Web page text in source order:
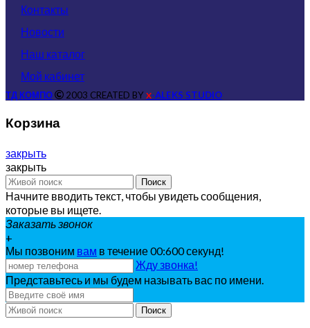
Контакты
Новости
Наш каталог
Мой кабинет
ТД КОМПО 2003 CREATED BY X-ALEKS STUDIO
Корзина
закрыть
закрыть
Поиск
Начните вводить текст, чтобы увидеть сообщения,
которые вы ищете.
Заказать звонок
+
Мы позвоним вам в течение 00:600секунд!
Жду звонка!
Представьтесь и мы будем называть вас по имени.
Поиск